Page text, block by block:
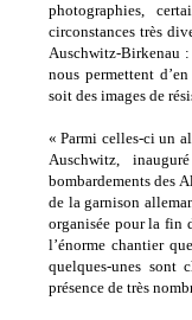
photographies,
circonstances très
Auschwitz-Birkenau :
nous permettent
soit des images de
« Parmi celles-ci un
Auschwitz,
bombardements des
de la garnison
organisée pour la fin
l’énorme chantier
quelques-unes
présence de très